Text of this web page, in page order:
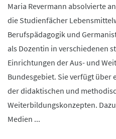
Maria Revermann absolvierte
die Studienfächer
Berufspädagogik und
als Dozentin in verschiedenen
Einrichtungen der Aus- und
Bundesgebiet. Sie verfügt über
der didaktischen und
Weiterbildungskonzepten.
Medien ...